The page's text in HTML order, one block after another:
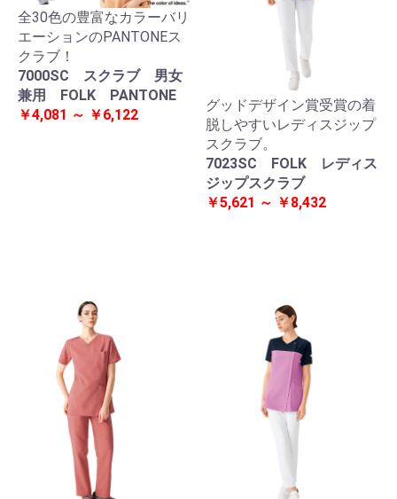
全30色の豊富なカラーバリ
エーションのPANTONEス
クラブ！
7000SC スクラブ 男女
兼用 FOLK PANTONE
￥4,081 ～ ￥6,122
グッドデザイン賞受賞の着
脱しやすいレディスジップ
スクラブ。
7023SC FOLK レディス
ジップスクラブ
￥5,621 ～ ￥8,432